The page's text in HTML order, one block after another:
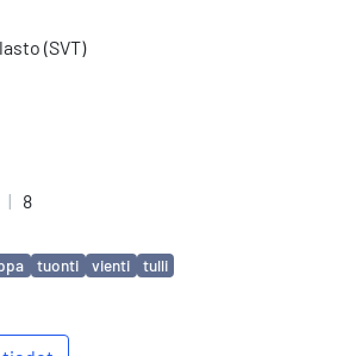
(SVT)
| 8
tuonti vienti tulli